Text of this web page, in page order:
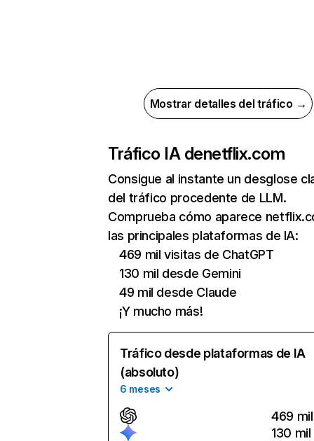
Mostrar detalles del tráfico →
Tráfico IA denetflix.com
Consigue al instante un desglose
del tráfico procedente de LLM.
Comprueba cómo aparece
las principales plataformas de IA:
469 mil visitas de ChatGPT
130 mil desde Gemini
49 mil desde Claude
¡Y mucho más!
Tráfico desde plataformas de IA
(absoluto)
6 meses
469 mil
130 mil